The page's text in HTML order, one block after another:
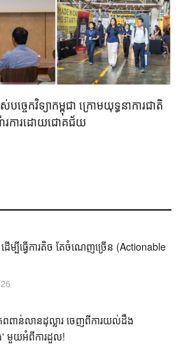
ចេកវិទ្យាកម្ពុជា ក្រោមយុទ្ធនាការជាតិ
ើរការដោយជោគជ័យ
ម្បីធ្វើការតិច តែចំណេញច្រើន (Actionable
ពាន់លានដុល្លារ ចេញពីការយល់ដឹង
' មួយអំពីការដួល!